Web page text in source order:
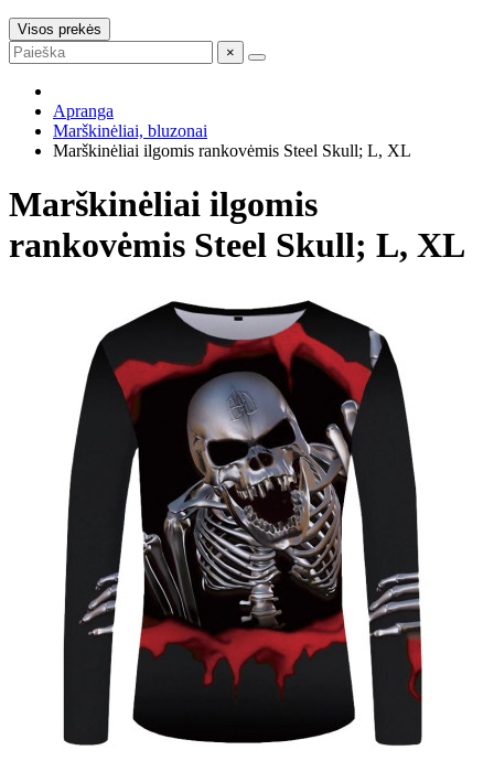
Visos prekės
×
Apranga
Marškinėliai, bluzonai
Marškinėliai ilgomis rankovėmis Steel Skull; L, XL
Marškinėliai ilgomis
rankovėmis Steel Skull; L, XL